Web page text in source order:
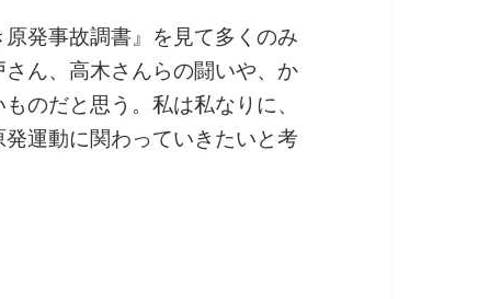
発事故調書』を見て多くのみ
ん、高木さんらの闘いや、か
のだと思う。私は私なりに、
運動に関わっていきたいと考